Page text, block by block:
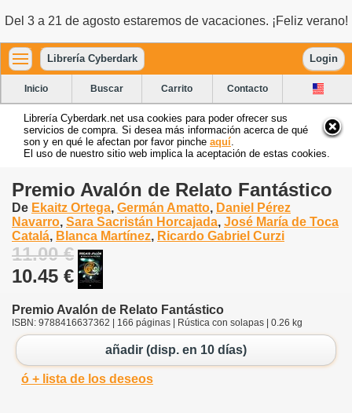
Del 3 a 21 de agosto estaremos de vacaciones. ¡Feliz verano!
Librería Cyberdark Login
Inicio Buscar Carrito Contacto
Librería Cyberdark.net usa cookies para poder ofrecer sus
servicios de compra. Si desea más información acerca de qué
son y en qué le afectan por favor pinche aquí
El uso de nuestro sitio web implica la aceptación de estas cookies.
Premio Avalón de Relato Fantástico
De Ekaitz Ortega, Germán Amatto, Daniel Pérez
Navarro, Sara Sacristán Horcajada, José María de Toca
Catalá, Blanca Martínez, Ricardo Gabriel Curzi
11.00 €
10.45 €
Premio Avalón de Relato Fantástico
ISBN: 9788416637362 | 166 páginas | Rústica con solapas | 0.26 kg
añadir (disp. en 10 días)
ó + lista de los deseos